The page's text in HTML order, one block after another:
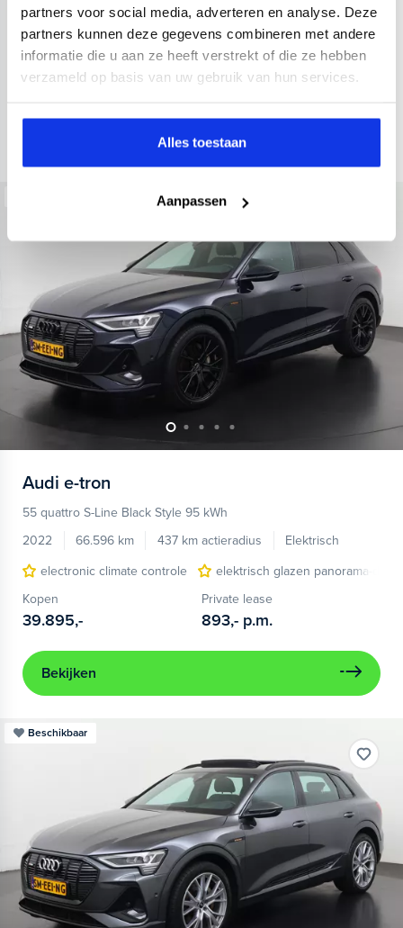
partners voor social media, adverteren en analyse. Deze
partners kunnen deze gegevens combineren met andere
informatie die u aan ze heeft verstrekt of die ze hebben
verzameld op basis van uw gebruik van hun services.
Alles toestaan
Aanpassen
34.998 km 437 km actieradius
Elektrisch
electronic climate controle
elektrisch glazen panorama-dak
Kopen
36.895,-
Private lease
793,- p.m.
Audi e-tron
55 quattro S-Line Black Style 95 kWh
2022
66.596 km 437 km actieradius
Elektrisch
electronic climate controle
elektrisch glazen panorama-dak
Kopen
39.895,-
Private lease
893,- p.m.
Bekijken
Beschikbaar